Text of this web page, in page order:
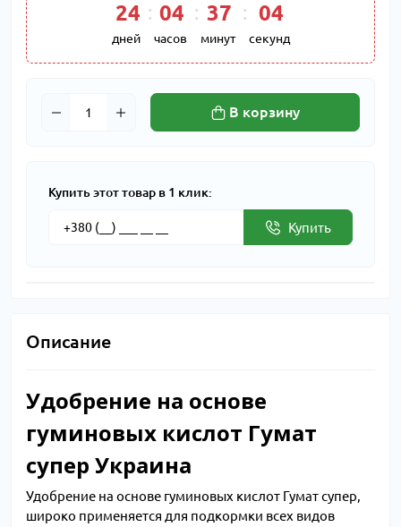
24
дней
: 04
часов
: 37
минут
: 04
секунд
В корзину
Купить этот товар в 1 клик:
Купить
Описание
Удобрение на основе
гуминовых кислот Гумат
супер Украина
Удобрение на основе гуминовых кислот Гумат супер,
широко применяется для подкормки всех видов